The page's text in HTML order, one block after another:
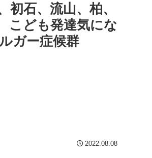
石、流山、柏、
ども発達気にな
ガー症候群
2022.08.08